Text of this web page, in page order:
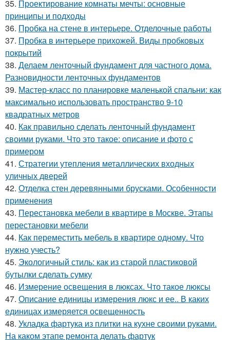
35. Проектирование комнаты мечты: основные
принципы и подходы
36. Пробка на стене в интерьере. Отделочные работы
37. Пробка в интерьере прихожей. Виды пробковых
покрытий
38. Делаем ленточный фундамент для частного дома.
Разновидности ленточных фундаментов
39. Мастер-класс по планировке маленькой спальни: как
максимально использовать пространство 9-10
квадратных метров
40. Как правильно сделать ленточный фундамент
своими руками. Что это такое: описание и фото с
примером
41. Стратегии утепления металлических входных
уличных дверей
42. Отделка стен деревянными брусками. Особенности
применения
43. Перестановка мебели в квартире в Москве. Этапы
перестановки мебели
44. Как переместить мебель в квартире одному. Что
нужно учесть?
45. Экологичный стиль: как из старой пластиковой
бутылки сделать сумку
46. Измерение освещения в люксах. Что такое люксы
47. Описание единицы измерения люкс и ее.. В каких
единицах измеряется освещенность
48. Укладка фартука из плитки на кухне своими руками.
На каком этапе ремонта делать фартук